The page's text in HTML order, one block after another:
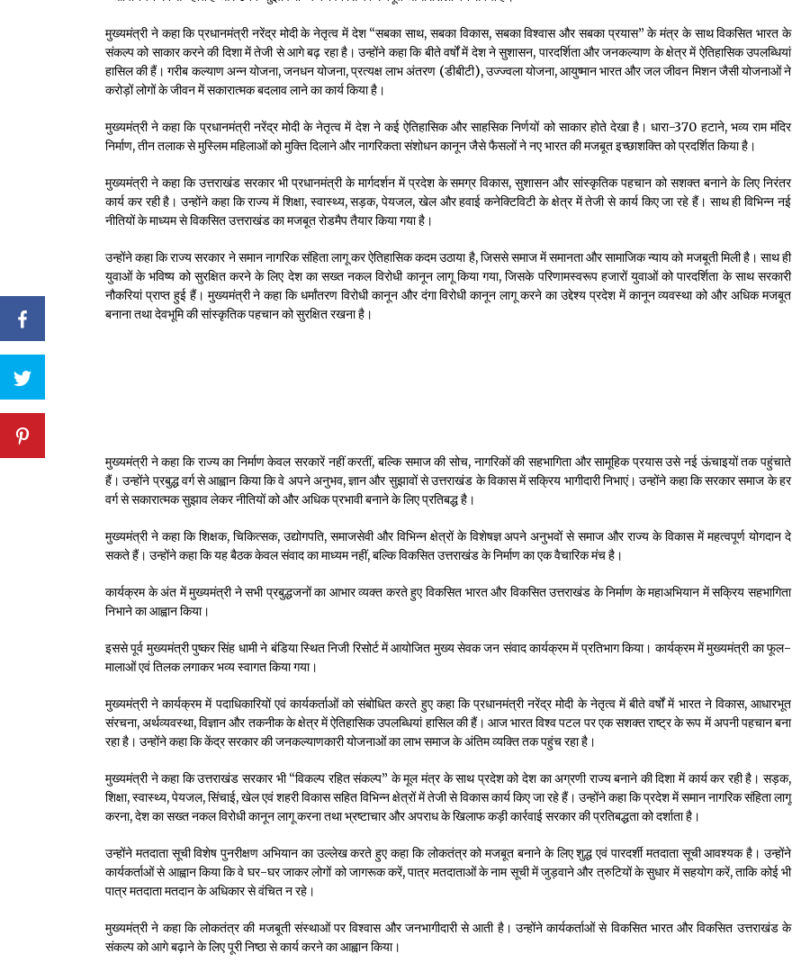
मुख्यमंत्री ने कहा कि प्रधानमंत्री नरेंद्र मोदी के नेतृत्व में देश “सबका साथ, सबका विकास, सबका विश्वास और सबका प्रयास” के मंत्र के साथ विकसित भारत के
संकल्प को साकार करने की दिशा में तेजी से आगे बढ़ रहा है। उन्होंने कहा कि बीते वर्षों में देश ने सुशासन, पारदर्शिता और जनकल्याण के क्षेत्र में ऐतिहासिक उपलब्धियां
हासिल की हैं। गरीब कल्याण अन्न योजना, जनधन योजना, प्रत्यक्ष लाभ अंतरण (डीबीटी), उज्ज्वला योजना, आयुष्मान भारत और जल जीवन मिशन जैसी योजनाओं ने
करोड़ों लोगों के जीवन में सकारात्मक बदलाव लाने का कार्य किया है।
मुख्यमंत्री ने कहा कि प्रधानमंत्री नरेंद्र मोदी के नेतृत्व में देश ने कई ऐतिहासिक और साहसिक निर्णयों को साकार होते देखा है। धारा-370 हटाने, भव्य राम मंदिर
निर्माण, तीन तलाक से मुस्लिम महिलाओं को मुक्ति दिलाने और नागरिकता संशोधन कानून जैसे फैसलों ने नए भारत की मजबूत इच्छाशक्ति को प्रदर्शित किया है।
मुख्यमंत्री ने कहा कि उत्तराखंड सरकार भी प्रधानमंत्री के मार्गदर्शन में प्रदेश के समग्र विकास, सुशासन और सांस्कृतिक पहचान को सशक्त बनाने के लिए निरंतर
कार्य कर रही है। उन्होंने कहा कि राज्य में शिक्षा, स्वास्थ्य, सड़क, पेयजल, खेल और हवाई कनेक्टिविटी के क्षेत्र में तेजी से कार्य किए जा रहे हैं। साथ ही विभिन्न नई
नीतियों के माध्यम से विकसित उत्तराखंड का मजबूत रोडमैप तैयार किया गया है।
उन्होंने कहा कि राज्य सरकार ने समान नागरिक संहिता लागू कर ऐतिहासिक कदम उठाया है, जिससे समाज में समानता और सामाजिक न्याय को मजबूती मिली है। साथ ही
युवाओं के भविष्य को सुरक्षित करने के लिए देश का सख्त नकल विरोधी कानून लागू किया गया, जिसके परिणामस्वरूप हजारों युवाओं को पारदर्शिता के साथ सरकारी
नौकरियां प्राप्त हुई हैं। मुख्यमंत्री ने कहा कि धर्मांतरण विरोधी कानून और दंगा विरोधी कानून लागू करने का उद्देश्य प्रदेश में कानून व्यवस्था को और अधिक मजबूत
बनाना तथा देवभूमि की सांस्कृतिक पहचान को सुरक्षित रखना है।
मुख्यमंत्री ने कहा कि राज्य का निर्माण केवल सरकारें नहीं करतीं, बल्कि समाज की सोच, नागरिकों की सहभागिता और सामूहिक प्रयास उसे नई ऊंचाइयों तक पहुंचाते
हैं। उन्होंने प्रबुद्ध वर्ग से आह्वान किया कि वे अपने अनुभव, ज्ञान और सुझावों से उत्तराखंड के विकास में सक्रिय भागीदारी निभाएं। उन्होंने कहा कि सरकार समाज के हर
वर्ग से सकारात्मक सुझाव लेकर नीतियों को और अधिक प्रभावी बनाने के लिए प्रतिबद्ध है।
मुख्यमंत्री ने कहा कि शिक्षक, चिकित्सक, उद्योगपति, समाजसेवी और विभिन्न क्षेत्रों के विशेषज्ञ अपने अनुभवों से समाज और राज्य के विकास में महत्वपूर्ण योगदान दे
सकते हैं। उन्होंने कहा कि यह बैठक केवल संवाद का माध्यम नहीं, बल्कि विकसित उत्तराखंड के निर्माण का एक वैचारिक मंच है।
कार्यक्रम के अंत में मुख्यमंत्री ने सभी प्रबुद्धजनों का आभार व्यक्त करते हुए विकसित भारत और विकसित उत्तराखंड के निर्माण के महाअभियान में सक्रिय सहभागिता
निभाने का आह्वान किया।
इससे पूर्व मुख्यमंत्री पुष्कर सिंह धामी ने बंडिया स्थित निजी रिसोर्ट में आयोजित मुख्य सेवक जन संवाद कार्यक्रम में प्रतिभाग किया। कार्यक्रम में मुख्यमंत्री का फूल-
मालाओं एवं तिलक लगाकर भव्य स्वागत किया गया।
मुख्यमंत्री ने कार्यक्रम में पदाधिकारियों एवं कार्यकर्ताओं को संबोधित करते हुए कहा कि प्रधानमंत्री नरेंद्र मोदी के नेतृत्व में बीते वर्षों में भारत ने विकास, आधारभूत
संरचना, अर्थव्यवस्था, विज्ञान और तकनीक के क्षेत्र में ऐतिहासिक उपलब्धियां हासिल की हैं। आज भारत विश्व पटल पर एक सशक्त राष्ट्र के रूप में अपनी पहचान बना
रहा है। उन्होंने कहा कि केंद्र सरकार की जनकल्याणकारी योजनाओं का लाभ समाज के अंतिम व्यक्ति तक पहुंच रहा है।
मुख्यमंत्री ने कहा कि उत्तराखंड सरकार भी “विकल्प रहित संकल्प” के मूल मंत्र के साथ प्रदेश को देश का अग्रणी राज्य बनाने की दिशा में कार्य कर रही है। सड़क,
शिक्षा, स्वास्थ्य, पेयजल, सिंचाई, खेल एवं शहरी विकास सहित विभिन्न क्षेत्रों में तेजी से विकास कार्य किए जा रहे हैं। उन्होंने कहा कि प्रदेश में समान नागरिक संहिता लागू
करना, देश का सख्त नकल विरोधी कानून लागू करना तथा भ्रष्टाचार और अपराध के खिलाफ कड़ी कार्रवाई सरकार की प्रतिबद्धता को दर्शाता है।
उन्होंने मतदाता सूची विशेष पुनरीक्षण अभियान का उल्लेख करते हुए कहा कि लोकतंत्र को मजबूत बनाने के लिए शुद्ध एवं पारदर्शी मतदाता सूची आवश्यक है। उन्होंने
कार्यकर्ताओं से आह्वान किया कि वे घर-घर जाकर लोगों को जागरूक करें, पात्र मतदाताओं के नाम सूची में जुड़वाने और त्रुटियों के सुधार में सहयोग करें, ताकि कोई भी
पात्र मतदाता मतदान के अधिकार से वंचित न रहे।
मुख्यमंत्री ने कहा कि लोकतंत्र की मजबूती संस्थाओं पर विश्वास और जनभागीदारी से आती है। उन्होंने कार्यकर्ताओं से विकसित भारत और विकसित उत्तराखंड के
संकल्प को आगे बढ़ाने के लिए पूरी निष्ठा से कार्य करने का आह्वान किया।